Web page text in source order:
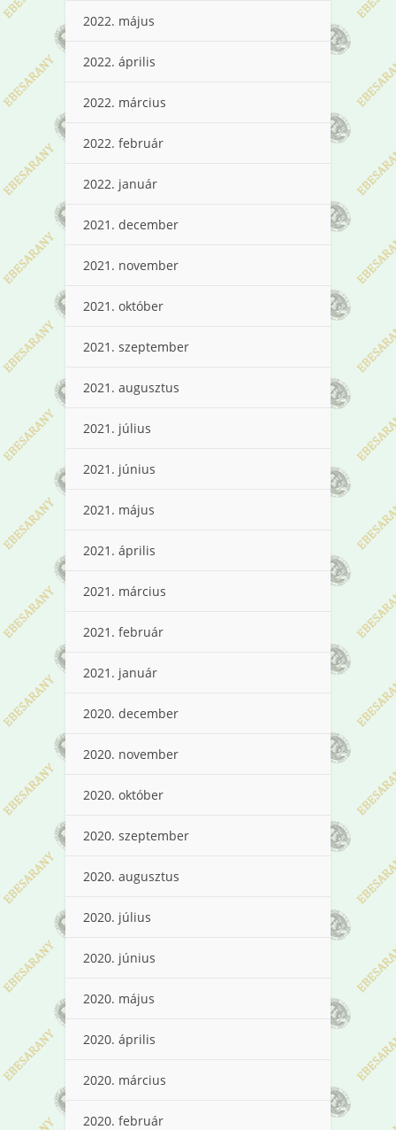
2022. május
2022. április
2022. március
2022. február
2022. január
2021. december
2021. november
2021. október
2021. szeptember
2021. augusztus
2021. július
2021. június
2021. május
2021. április
2021. március
2021. február
2021. január
2020. december
2020. november
2020. október
2020. szeptember
2020. augusztus
2020. július
2020. június
2020. május
2020. április
2020. március
2020. február